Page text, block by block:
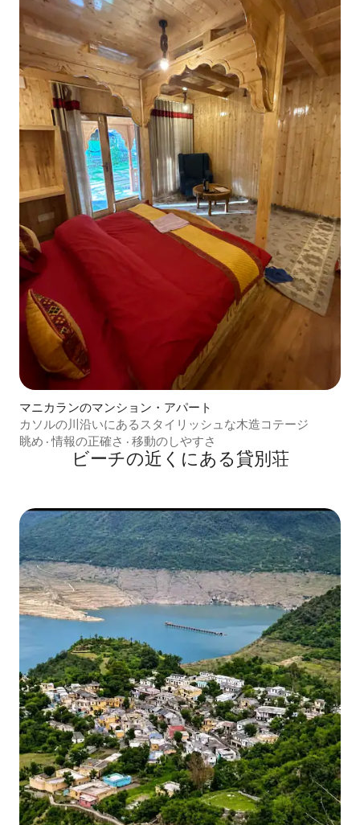
マニカランのマンション・アパート
カソルの川沿いにあるスタイリッシュな木造コテージ
眺め ·情報の正確さ · 移動のしやすさ
ビーチの近くにある貸別荘